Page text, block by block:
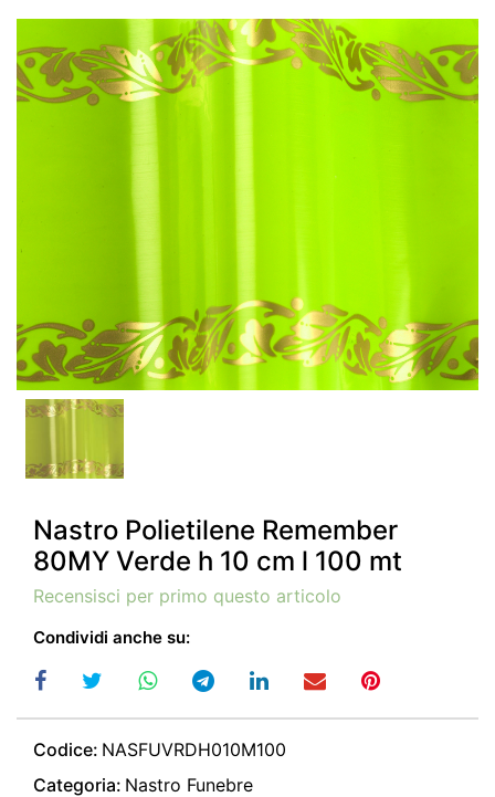
Nastro Polietilene Remember
80MY Verde h 10 cm l 100 mt
Recensisci per primo questo articolo
Condividi anche su:
Codice: NASFUVRDH010M100
Categoria: Nastro Funebre